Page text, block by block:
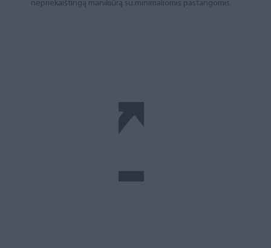
nepriekaištingą manikiūrą su minimaliomis pastangomis.